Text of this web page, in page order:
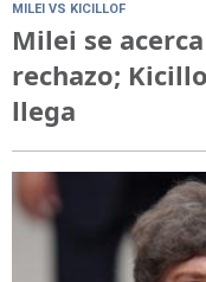
MILEI VS KICILLOF
Milei se
rechazo;
llega